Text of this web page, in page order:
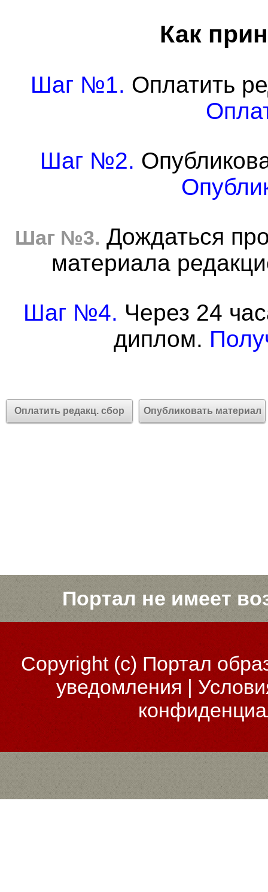
Как
Шаг №1. Оплатить
Шаг №2.
Шаг №3. Дождаться
материала
Шаг №4. Через 24
диплом.
Оплатить редакц. сбор Опубликовать материал
Портал не имеет
Copyright (c)Портал
уведомления |